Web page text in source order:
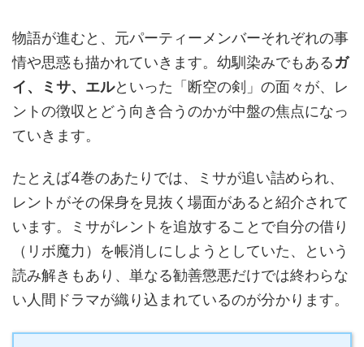
物語が進むと、元パーティーメンバーそれぞれの事
情や思惑も描かれていきます。幼馴染みでもあるガ
イ、ミサ、エルといった「断空の剣」の面々が、レ
ントの徴収とどう向き合うのかが中盤の焦点になっ
ていきます。
たとえば4巻のあたりでは、ミサが追い詰められ、
レントがその保身を見抜く場面があると紹介されて
います。ミサがレントを追放することで自分の借り
（リボ魔力）を帳消しにしようとしていた、という
読み解きもあり、単なる勧善懲悪だけでは終わらな
い人間ドラマが織り込まれているのが分かります。